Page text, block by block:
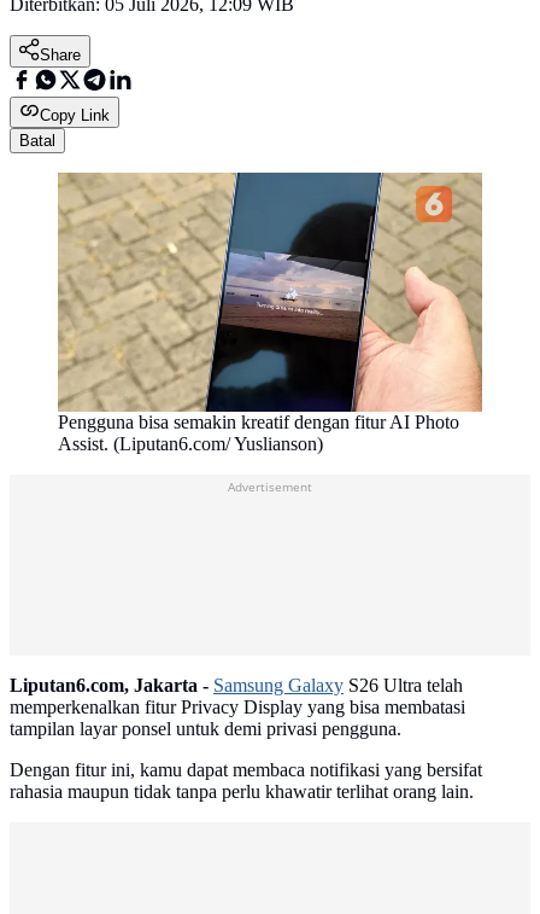
Diterbitkan: 05 Juli 2026, 12:09 WIB
Share
Copy Link
Batal
Pengguna bisa semakin kreatif dengan fitur AI Photo
Assist. (Liputan6.com/ Yuslianson)
Advertisement
Liputan6.com, Jakarta - Samsung Galaxy S26 Ultra telah
memperkenalkan fitur Privacy Display yang bisa membatasi
tampilan layar ponsel untuk demi privasi pengguna.
Dengan fitur ini, kamu dapat membaca notifikasi yang bersifat
rahasia maupun tidak tanpa perlu khawatir terlihat orang lain.